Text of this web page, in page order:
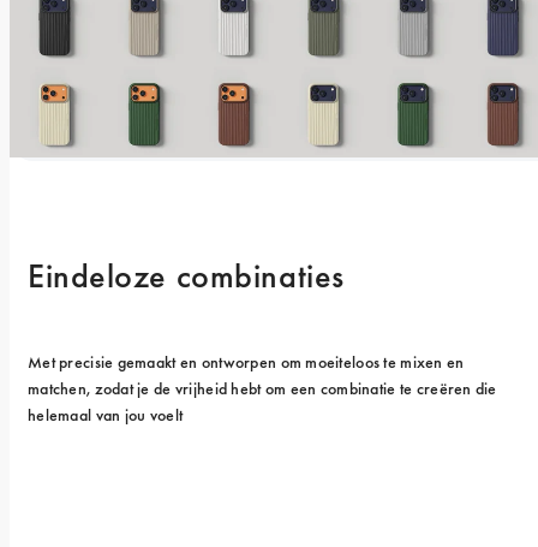
Eindeloze combinaties
Met precisie gemaakt en ontworpen om moeiteloos te mixen en
matchen, zodat je de vrijheid hebt om een combinatie te creëren die
helemaal van jou voelt